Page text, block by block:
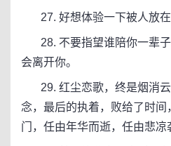
27. 好想体验一下被人放在
28. 不要指望谁陪你一辈子
会离开你。
29. 红尘恋歌，终是烟消云
念，最后的执着，败给了时
门，任由年华而逝，任由悲凉